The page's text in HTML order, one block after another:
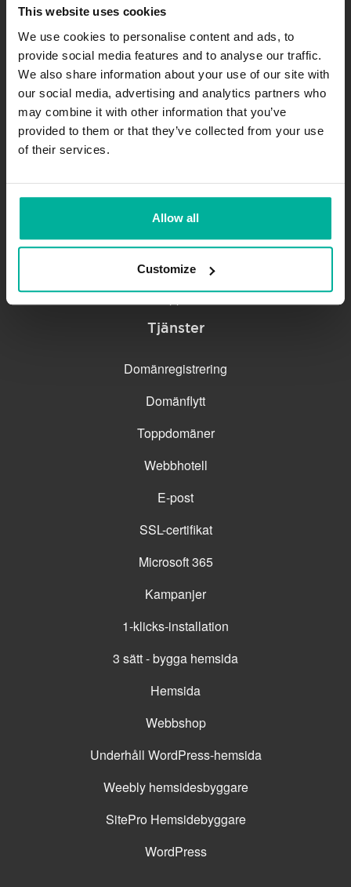
This website uses cookies
We use cookies to personalise content and ads, to
provide social media features and to analyse our traffic.
We also share information about your use of our site with
our social media, advertising and analytics partners who
may combine it with other information that you’ve
provided to them or that they’ve collected from your use
of their services.
Allow all
Customize
Kontakta
Integritetspolicy
Avtalsvillkor
Personuppgifts­biträdesavtal
Driftinformation
Kunskapsbas
Skicka supportärende
Tjänster
Domänregistrering
Domänflytt
Toppdomäner
Webbhotell
E-post
SSL-certifikat
Microsoft 365
Kampanjer
1-klicks-installation
3 sätt - bygga hemsida
Hemsida
Webbshop
Underhåll WordPress-hemsida
Weebly hemsidesbyggare
SitePro Hemsidebyggare
WordPress